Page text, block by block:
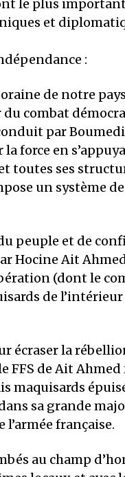
le plus
et
:
de notre
combat
par
force en
toutes ses
un système
peuple et de
Hocine Ait
(dont le
de
écraser la
FFS de Ait
maquisards
sa grande
l’armée française.
au champ